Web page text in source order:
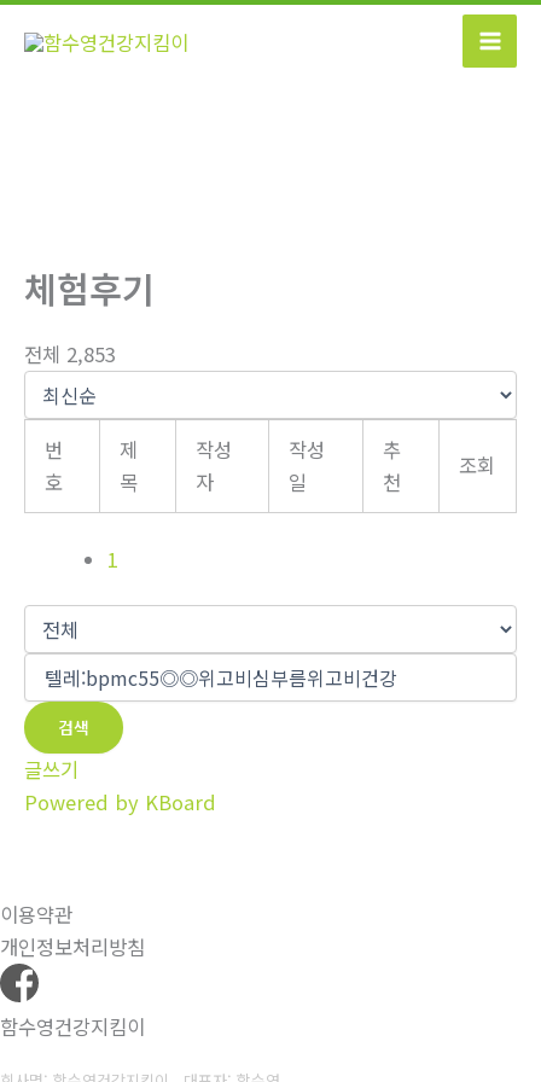
콘
체험후기
전체 2,853
번
호
제
목
작성
자
작성
일
추
천
조회
1
검색
글쓰기
Powered by KBoard
이용약관
개인정보처리방침
함수영건강지킴이